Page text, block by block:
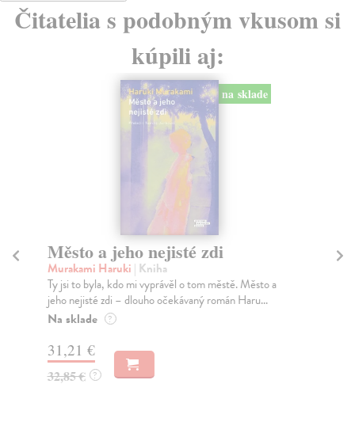
Čitatelia s podobným vkusom si
kúpili aj:
na sklade
Město a jeho nejisté zdi
Murakami Haruki | Kniha
Ty jsi to byla, kdo mi vyprávěl o tom městě. Město a
jeho nejisté zdi – dlouho očekávaný román Haru...
Na sklade ?
31,21 €
32,85 € ?